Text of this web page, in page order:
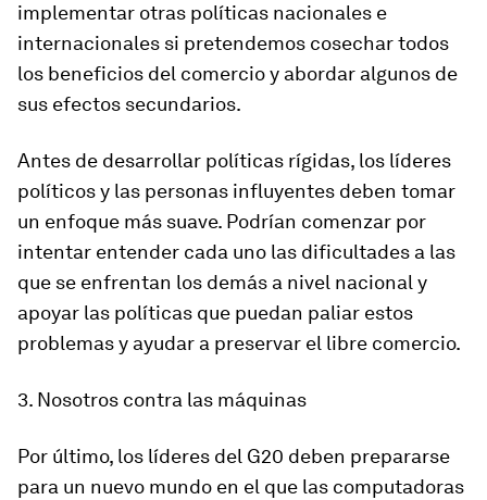
implementar otras políticas nacionales e
internacionales si pretendemos cosechar todos
los beneficios del comercio y abordar algunos de
sus efectos secundarios.
Antes de desarrollar políticas rígidas, los líderes
políticos y las personas influyentes deben tomar
un enfoque más suave. Podrían comenzar por
intentar entender cada uno las dificultades a las
que se enfrentan los demás a nivel nacional y
apoyar las políticas que puedan paliar estos
problemas y ayudar a preservar el libre comercio.
3. Nosotros contra las máquinas
Por último, los líderes del G20 deben prepararse
para un nuevo mundo en el que las computadoras